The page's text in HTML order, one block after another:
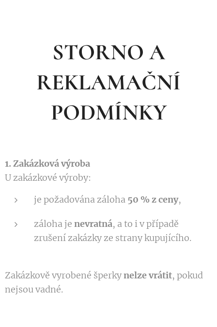
STORNO A
REKLAMAČNÍ
PODMÍNKY
1. Zakázková výroba
U zakázkové výroby:
je požadována záloha 50 % z ceny,
záloha je nevratná, a to i v případě
zrušení zakázky ze strany kupujícího.
Zakázkově vyrobené šperkynelze vrátit, pokud
nejsou vadné.